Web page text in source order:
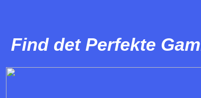
Find det Perfekte